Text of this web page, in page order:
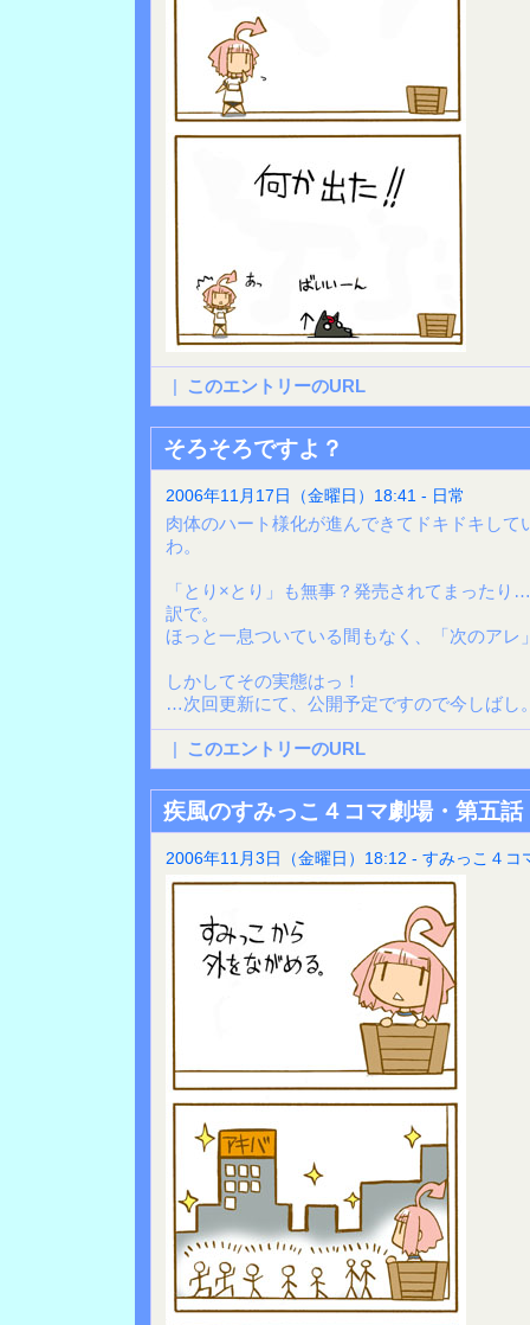
| このエントリーのURL
そろそろですよ？
2006年11月17日（金曜日）18:41 - 日常
肉体のハート様化が進んできてドキドキして
わ。
「とり×とり」も無事？発売されてまった
訳で。
ほっと一息ついている間もなく、「次のアレ
しかしてその実態はっ！
…次回更新にて、公開予定ですので今しばし
| このエントリーのURL
疾風のすみっこ４コマ劇場・第五
2006年11月3日（金曜日）18:12 - すみっこ４コ